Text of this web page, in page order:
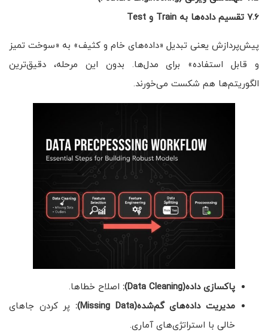
7.6 تقسیم داده‌ها به Train و Test
پیش‌پردازش یعنی تبدیل «داده‌های خام و کثیف» به «سوخت تمیز
و قابل استفاده» برای مدل‌ها. بدون این مرحله، دقیق‌ترین
الگوریتم‌ها هم شکست می‌خورند.
پاکسازی داده(Data Cleaning):
اصلاح خطاها.
مدیریت داده‌های گم‌شده(Missing Data)
: پر کردن جاهای
خالی با استراتژی‌های آماری.